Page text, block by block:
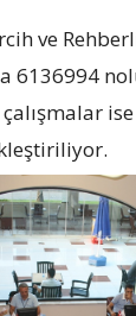
ve
6136994